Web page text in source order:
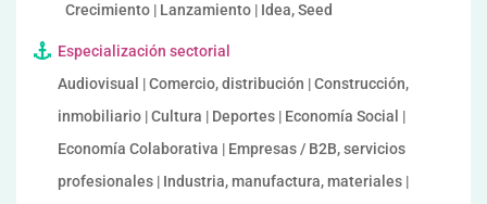
Crecimiento | Lanzamiento | Idea, Seed
Especialización sectorial
Audiovisual | Comercio, distribución | Construcción,
inmobiliario | Cultura | Deportes | Economía Social |
Economía Colaborativa | Empresas / B2B, servicios
profesionales | Industria, manufactura, materiales |